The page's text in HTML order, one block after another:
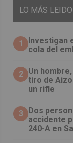
LO MÁS LEIDO
1
Investigan
cola del
2 Un
tiro de
un rifle
3
​Dos
accidente
240-A en